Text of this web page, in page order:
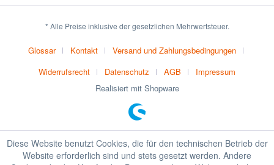
* Alle Preise inklusive der gesetzlichen Mehrwertsteuer.
Glossar Kontakt
Versand und Zahlungsbedingungen
Widerrufsrecht
Datenschutz AGB
Impressum
Realisiert mit Shopware
Diese Website benutzt Cookies, die für den technischen Betrieb der
Website erforderlich sind und stets gesetzt werden. Andere